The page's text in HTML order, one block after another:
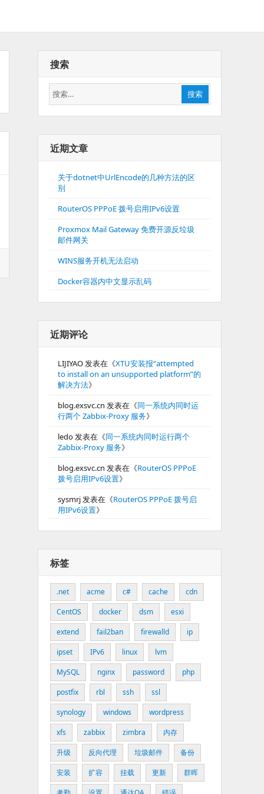
搜索
搜
索：
搜索
近期文章
关于dotnet中UrlEncode的几种方法的区
别
RouterOS PPPoE 拨号启用IPv6设置
Proxmox Mail Gateway 免费开源反垃圾
邮件网关
WINS服务开机无法启动
Docker容器内中文显示乱码
近期评论
LIJIYAO发表在《XTU安装报“attempted
to install on an unsupported platform”的
解决方法》
blog.exsvc.cn 发表在《同一系统内同时运
行两个 Zabbix-Proxy 服务》
ledo发表在《同一系统内同时运行两个
Zabbix-Proxy 服务》
blog.exsvc.cn 发表在《RouterOS PPPoE
拨号启用IPv6设置》
sysmrj发表在《RouterOS PPPoE 拨号启
用IPv6设置》
标签
.net acme c# cache
cdn
CentOS
docker dsm
esxi
extend
fail2ban firewalld
ip
ipset
IPv6 linux
lvm
MySQL
nginx password
php
postfix
rbl ssh
ssl
synology
windows
wordpress
xfs
zabbix zimbra
内存
升级
反向代理 垃圾邮件
备份
安装
扩容 挂载 更新
群晖